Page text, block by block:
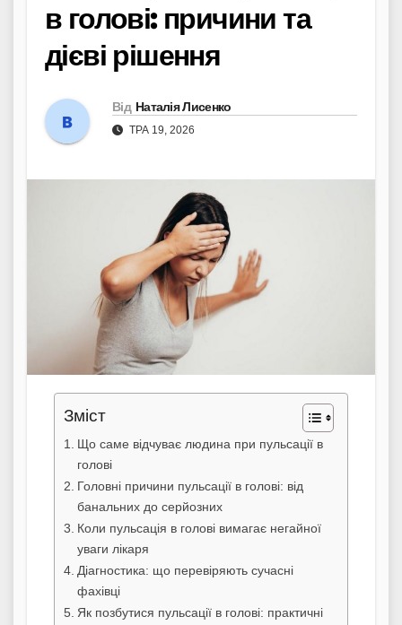
в голові: причини та
дієві рішення
Від Наталія Лисенко
ТРА 19, 2026
Зміст
Що саме відчуває людина при пульсації в
голові
Головні причини пульсації в голові: від
банальних до серйозних
Коли пульсація в голові вимагає негайної
уваги лікаря
Діагностика: що перевіряють сучасні
фахівці
Як позбутися пульсації в голові: практичні